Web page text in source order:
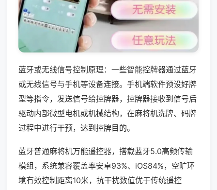
蓝牙或无线信号控制原理：一些智能控牌器通过蓝牙
或无线信号与手机等设备连接。手机端软件预设好牌
型等指令，发送信号给控牌器，控牌器接收到信号后
驱动内部微型电机或机械结构，在麻将机洗牌、码牌
过程中进行干预，达到控牌目的。
蓝牙普通麻将机万能遥控器，搭载蓝牙5.0高频传输
模组，系统兼容覆盖率安卓93%、iOS84%，空旷环
境有效控制距离10米，抗干扰数值优于传统遥控